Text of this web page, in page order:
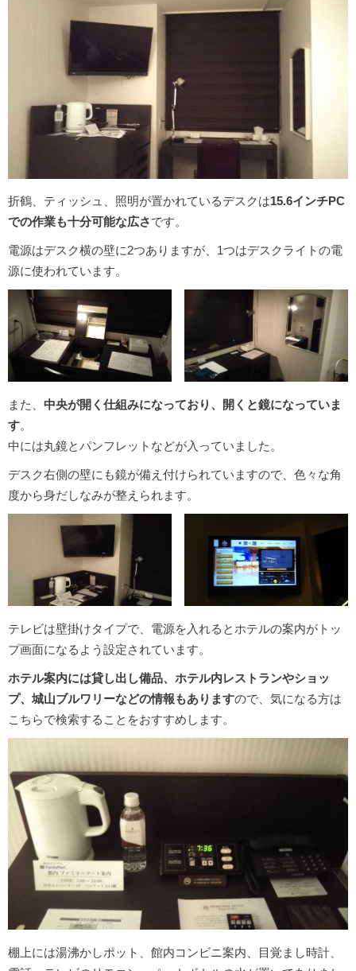
折鶴、ティッシュ、照明が置かれているデスクは15.6インチPC
での作業も十分可能な広さです。
電源はデスク横の壁に2つありますが、1つはデスクライトの電
源に使われています。
また、 中央が開く仕組みになっており、開くと鏡になっていま
す。
中には丸鏡とパンフレットなどが入っていました。
デスク右側の壁にも鏡が備え付けられていますので、色々な角
度から身だしなみが整えられます。
テレビは壁掛けタイプで、電源を入れるとホテルの案内がトッ
プ画面になるよう設定されています。
ホテル案内には貸し出し備品、ホテル内レストランやショッ
プ、城山ブルワリーなどの情報もありますので、気になる方は
こちらで検索することをおすすめします。
棚上には湯沸かしポット、館内コンビニ案内、目覚まし時計、